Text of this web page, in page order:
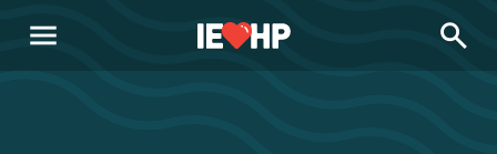
menu search